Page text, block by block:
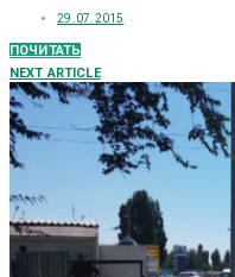
29.07.2015
ПОЧИТАТЬ
NEXT ARTICLE